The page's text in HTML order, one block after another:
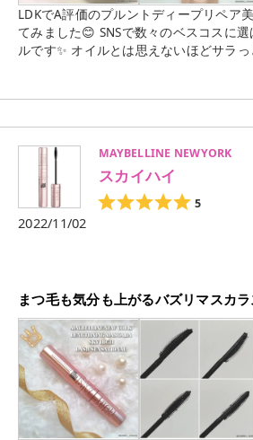
LDKでA評価のプルントディープリペア
てみました😊 SNSで数々のベスコスに
ルです✨ オイルとは思えないほどサラっとしたテクスチャー
で、とても使い心地がよく髪になじま
ら保護してくれます 洗髪後にディープリペア美容液ヘアオイル
ます🙆 カラーダメージ、くせ毛の私の髪もすごく扱いやすくな
りました🙌 ホワイトリリー&ムスクの香りが清潔感があって、
とてもいい匂いです✨ パ
MAYBELLINE NEWYORK
スカイハイ
5
2022/11/02
まつ毛も気分も上がるバズリマスカ